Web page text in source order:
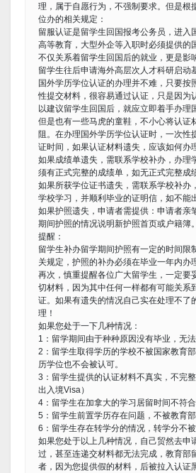
理，属于自愿行为，不强制要求。但是根
位办的相关规定：
留服认证是留学生回国报考公务员，进入
高等教育，大型外企等入职时必须提供的
不仅关系着留学生回国后的就业，更是影
留学生往后申请海外高层次人才科研启动
国外学历学位认证的办理并不难，只要按
性提交材料，很容易通过认证，只是因为
以建议留学生回国后，就应立即着手办理
但是也有一些马虎的童鞋，不小心将认证
阻。在办理国外学历学位认证时，一次性
证时间，如果认证材料遗失，应该如何办
如果成绩单遗失，需联系学校补办，办理
须有正式完整的成绩单，如无正式完整成
如果所获学位证书遗失，需联系学校补办
学校学习，并顺利毕业的证明信，如不能
如果护照遗失，申请者需提供：申请者亲
期间护照的情况说明新护照首页或户籍簿。
提醒：
留学生补办留学期间护照有一定的时间限
关规定，护照的补办必须在毕业一年内办
再次，慎重提醒各位广大留学生，一定要
切材料，因为其中任何一样都有可能关系
证。如果有遗失的情况自己实在处理不了
理！
如果您处于一下几种情况：
1：留学期间由于种种原因没有毕业，无法
2：留学生取得学历的学校不被国家教育
历学位也不会被认可。
3：留学生提供的认证材料不真实，不完
出入境Visa）
4：留学生在加拿大的学习居留时间不符
5：留学生前置学历存在问题，不被教育
6：留学生存在转学分的情况，转学分不被
如果您处于以上几种情况，自己贸然去申
过，甚至连递交材料都无法完成，教育部
者，因为您提供假的材料，后被拉入认证